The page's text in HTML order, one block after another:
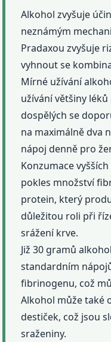
Alkohol zvyšuje
neznámým
Pradaxou zvyšuje
vyhnout se
Mírné užívání
užívání většiny
dospělých se
na maximálně dva
nápoj denně pro
Konzumace
pokles množství
protein, který
důležitou roli při
srážení krve.
Již 30 gramů
standardním
fibrinogenu, což
Alkohol může také
destiček, což jsou
sraženiny.